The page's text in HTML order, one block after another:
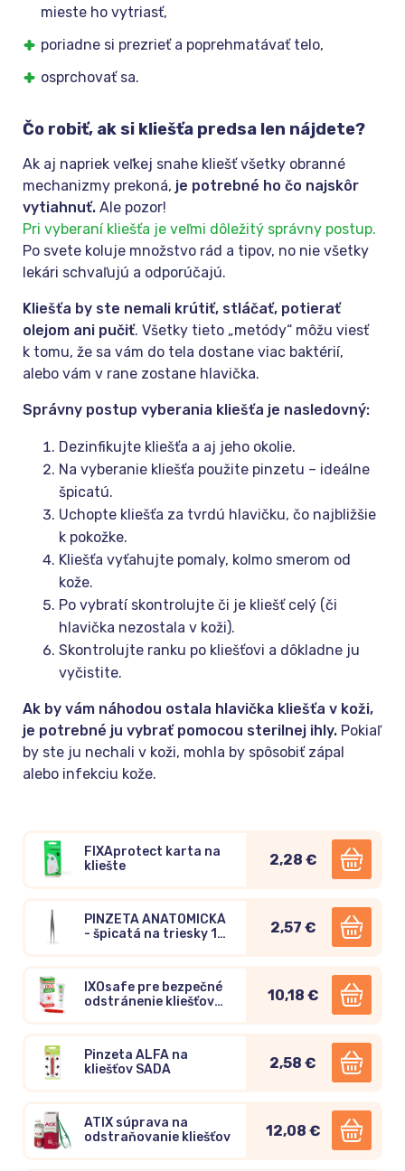
mieste ho vytriasť,
poriadne si prezrieť a poprehmatávať telo,
osprchovať sa.
Čo robiť, ak si kliešťa predsa len nájdete?
Ak aj napriek veľkej snahe kliešť všetky obranné
mechanizmy prekoná, je potrebné ho čo najskôr
vytiahnuť. Ale pozor!
Pri vyberaní kliešťa je veľmi dôležitý správny postup.
Po svete koluje množstvo rád a tipov, no nie všetky
lekári schvaľujú a odporúčajú.
Kliešťa by ste nemali krútiť, stláčať, potierať
olejom ani pučiť. Všetky tieto „metódy“ môžu viesť
k tomu, že sa vám do tela dostane viac baktérií,
alebo vám v rane zostane hlavička.
Správny postup vyberania kliešťa je nasledovný:
Dezinfikujte kliešťa a aj jeho okolie.
Na vyberanie kliešťa použite pinzetu – ideálne
špicatú.
Uchopte kliešťa za tvrdú hlavičku, čo najbližšie
k pokožke.
Kliešťa vyťahujte pomaly, kolmo smerom od
kože.
Po vybratí skontrolujte či je kliešť celý (či
hlavička nezostala v koži).
Skontrolujte ranku po kliešťovi a dôkladne ju
vyčistite.
Ak by vám náhodou ostala hlavička kliešťa v koži,
je potrebné ju vybrať pomocou sterilnej ihly. Pokiaľ
by ste ju nechali v koži, mohla by spôsobiť zápal
alebo infekciu kože.
FIXAprotect karta na
kliešte
2,28 €
PINZETA ANATOMICKÁ
- špicatá na triesky 14
2,57 €
IXOsafe pre bezpečné
odstránenie kliešťov
10,18 €
Pinzeta ALFA na
kliešťov SADA
2,58 €
ATIX súprava na
odstraňovanie kliešťov
12,08 €